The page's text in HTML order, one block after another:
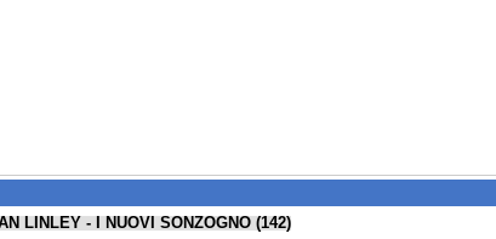
LINLEY - I NUOVI SONZOGNO (142)